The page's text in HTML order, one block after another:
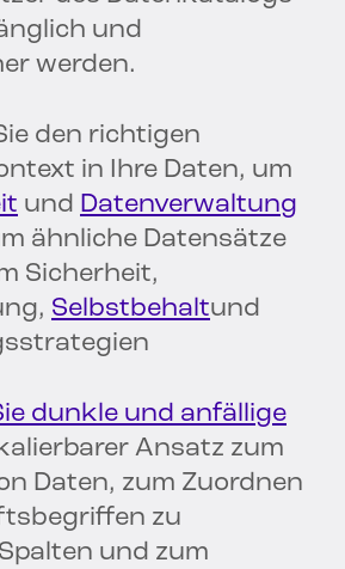
und
werden.
den richtigen
in Ihre Daten, um
und Datenverwaltung
ähnliche Datensätze
Sicherheit,
Selbstbehaltund
dunkle und anfällige
Ansatz zum
Daten, zum Zuordnen
zu
und zum